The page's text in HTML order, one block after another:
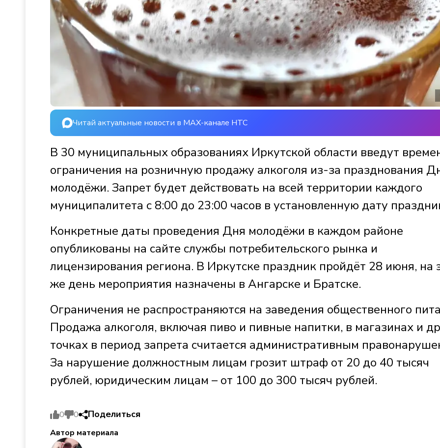
Читай актуальные новости в MAX-канале НТС
В 30 муниципальных образованиях Иркутской области введут
ограничения на розничную продажу алкоголя из-за празднования
молодёжи. Запрет будет действовать на всей территории каждого
муниципалитета с 8:00 до 23:00 часов в установленную дату
Конкретные даты проведения Дня молодёжи в каждом районе
опубликованы на сайте службы потребительского рынка и
лицензирования региона. В Иркутске праздник пройдёт 28 июня, на
же день мероприятия назначены в Ангарске и Братске.
Ограничения не распространяются на заведения общественного
Продажа алкоголя, включая пиво и пивные напитки, в магазинах и
точках в период запрета считается административным
За нарушение должностным лицам грозит штраф от 20 до 40 тысяч
рублей, юридическим лицам – от 100 до 300 тысяч рублей.
0 0 Поделиться
Автор материала